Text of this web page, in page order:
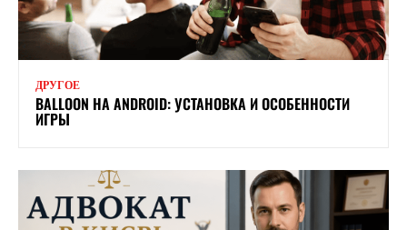
ДРУГОЕ
BALLOON НА ANDROID: УСТАНОВКА И ОСОБЕННОСТИ
ИГРЫ